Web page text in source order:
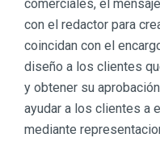
comerciales, el
con el redactor para
coincidan con el
diseño a los clientes
y obtener su
ayudar a los clientes a
mediante